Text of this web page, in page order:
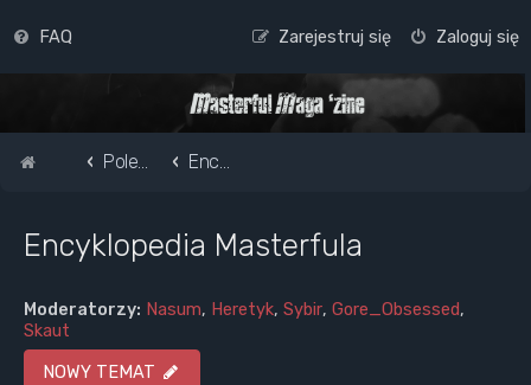
FAQ Zaloguj się
Zarejestruj się
Strona główna
Pole do popisu... Encyklopedia Masterfula
Encyklopedia Masterfula
Moderatorzy: Nasum, Heretyk, Sybir, Gore_Obsessed,
Skaut
NOWY TEMAT